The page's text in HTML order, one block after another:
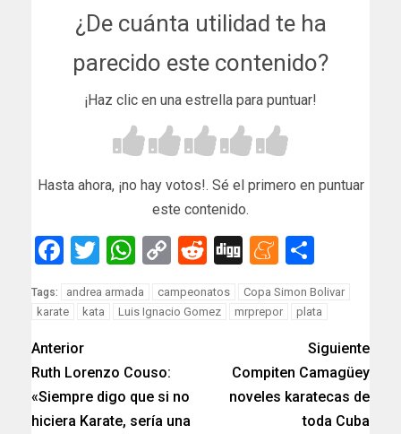
¿De cuánta utilidad te ha
parecido este contenido?
¡Haz clic en una estrella para puntuar!
Hasta ahora, ¡no hay votos!. Sé el primero en puntuar
este contenido.
Facebook
Twitter
WhatsApp
Copy
Link
Reddit
Digg
Tags: andrea armada campeonatos
Copa Simon Bolivar
karate
kata Luis Ignacio Gomez mrprepor plata
Anterior
Ruth Lorenzo Couso:
«Siempre digo que si no
hiciera Karate, sería una
Siguiente
Compiten Camagüey
noveles karatecas de
toda Cuba